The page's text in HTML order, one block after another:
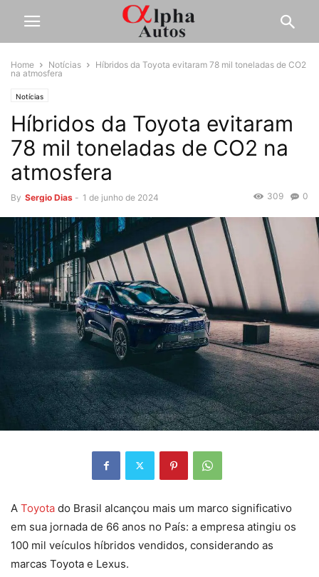
Home Notícias
Híbridos da Toyota evitaram 78 mil toneladas de CO2
na atmosfera
Notícias
Híbridos da Toyota evitaram
78 mil toneladas de CO2 na
atmosfera
By Sergio Dias - 1 de junho de 2024 0
309
A Toyota do Brasil alcançou mais um marco significativo
em sua jornada de 66 anos no País: a empresa atingiu os
100 mil veículos híbridos vendidos, considerando as
marcas Toyota e Lexus.